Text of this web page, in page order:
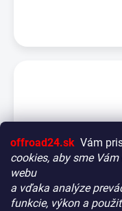
offroad24.sk Vám
cookies, aby sme
webu
a vďaka analýze
funkcie, výkon a